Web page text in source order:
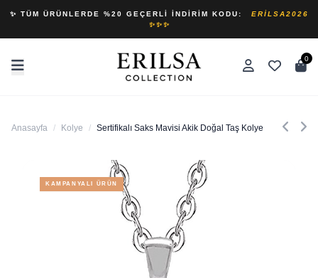
✨ TÜM ÜRÜNLERDE %20 GEÇERLI İNDIRIM KODU:
ERILSA2026
✨✨✨
0
Anasayfa / Kolye / Sertifikalı Saks Mavisi Akik Doğal Taş Kolye
KAMPANYALI ÜRÜN